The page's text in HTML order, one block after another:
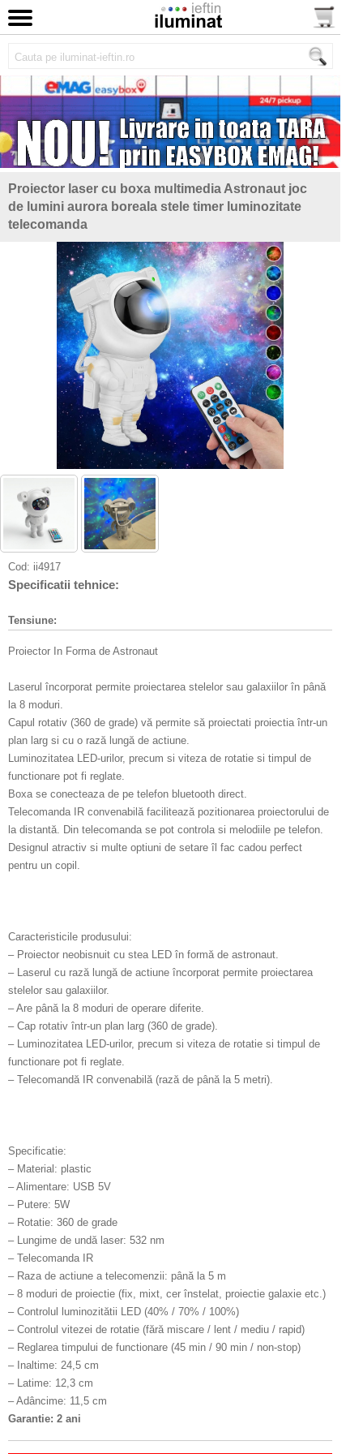
Proiector laser cu boxa multimedia Astronaut joc
de lumini aurora boreala stele timer luminozitate
telecomanda
Cod: ii4917
Specificatii tehnice:
Tensiune:
Proiector In Forma de Astronaut
Laserul încorporat permite proiectarea stelelor sau galaxiilor în până
la 8 moduri.
Capul rotativ (360 de grade) vă permite să proiectati proiectia într-un
plan larg si cu o rază lungă de actiune.
Luminozitatea LED-urilor, precum si viteza de rotatie si timpul de
functionare pot fi reglate.
Boxa se conecteaza de pe telefon bluetooth direct.
Telecomanda IR convenabilă facilitează pozitionarea proiectorului de
la distantă. Din telecomanda se pot controla si melodiile pe telefon.
Designul atractiv si multe optiuni de setare îl fac cadou perfect
pentru un copil.
Caracteristicile produsului:
– Proiector neobisnuit cu stea LED în formă de astronaut.
– Laserul cu rază lungă de actiune încorporat permite proiectarea
stelelor sau galaxiilor.
– Are până la 8 moduri de operare diferite.
– Cap rotativ într-un plan larg (360 de grade).
– Luminozitatea LED-urilor, precum si viteza de rotatie si timpul de
functionare pot fi reglate.
– Telecomandă IR convenabilă (rază de până la 5 metri).
Specificatie:
– Material: plastic
– Alimentare: USB 5V
– Putere: 5W
– Rotatie: 360 de grade
– Lungime de undă laser: 532 nm
– Telecomanda IR
– Raza de actiune a telecomenzii: până la 5 m
– 8 moduri de proiectie (fix, mixt, cer înstelat, proiectie galaxie etc.)
– Controlul luminozitătii LED (40% / 70% / 100%)
– Controlul vitezei de rotatie (fără miscare / lent / mediu / rapid)
– Reglarea timpului de functionare (45 min / 90 min / non-stop)
– Inaltime: 24,5 cm
– Latime: 12,3 cm
– Adâncime: 11,5 cm
Garantie: 2 ani